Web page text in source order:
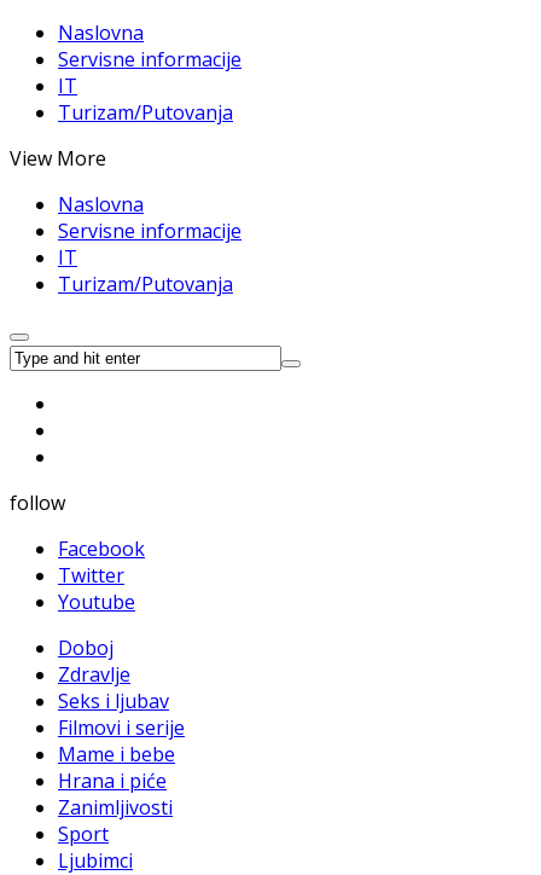
Naslovna
Servisne informacije
IT
Turizam/Putovanja
View More
Naslovna
Servisne informacije
IT
Turizam/Putovanja
follow
Facebook
Twitter
Youtube
Doboj
Zdravlje
Seks i ljubav
Filmovi i serije
Mame i bebe
Hrana i piće
Zanimljivosti
Sport
Ljubimci